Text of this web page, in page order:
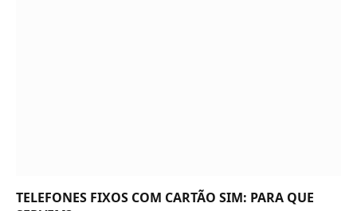
TELEFONES FIXOS COM CARTÃO SIM: PARA QUE